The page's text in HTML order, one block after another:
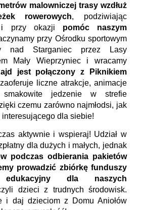
malowniczej trasy wzdłuż
rowerowych, podziwiając
i przy okazji pomóc naszym
przy Ośrodku sportowym
nad Starganiec przez Lasy
Mały Wieprzyniec i wracamy
jest połączony z Piknikiem
liczne atrakcje, animacje
jedzenie w strefie
czemu zarówno najmłodsi, jak
dla siebie!
aktywnie i wspieraj! Udział w
dla dużych i małych, jednak
podczas odbierania pakietów
prowadzić zbiórkę funduszy
dla naszych
dzieci z trudnych środowisk.
i daj dzieciom z Domu Aniołów